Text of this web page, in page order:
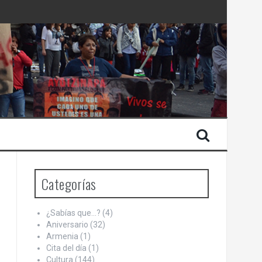
de Israel
Categorías
¿Sabías que…? (4)
Aniversario (32)
Armenia (1)
Cita del día (1)
Cultura (144)